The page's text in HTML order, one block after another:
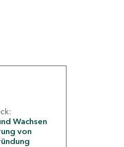
Wachsen
von